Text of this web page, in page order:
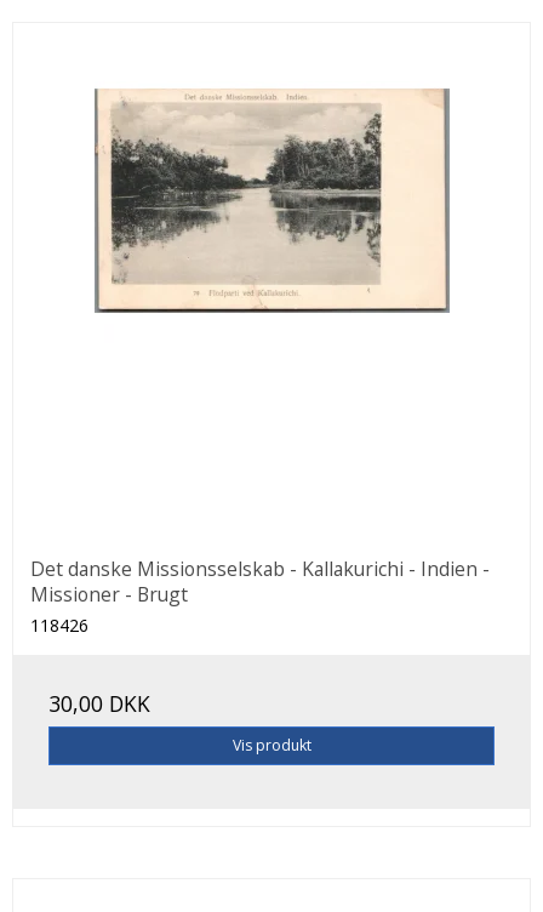
Det danske Missionsselskab - Kallakurichi - Indien -
Missioner - Brugt
118426
30,00 DKK
Vis produkt